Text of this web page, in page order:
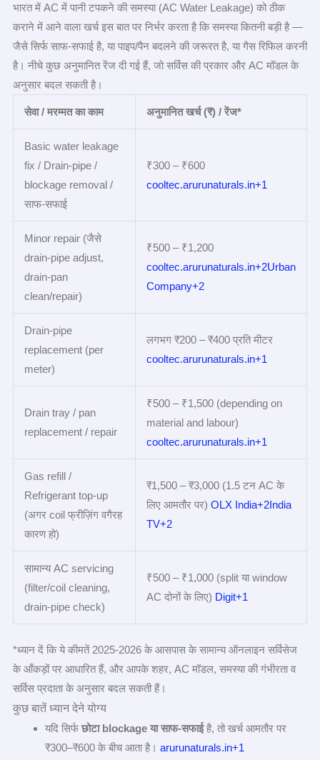
भारत में AC में पानी टपकने की समस्या (AC Water Leakage) को ठीक
कराने में आने वाला खर्च इस बात पर निर्भर करता है कि समस्या कितनी बड़ी है —
जैसे सिर्फ साफ-सफाई है, या पाइप/पैन बदलने की जरूरत है, या गैस रिफिल करनी
है। नीचे कुछ अनुमानित रेंज दी गई हैं, जो सर्विस की प्रकार और AC मॉडल के
अनुसार बदल सकती है।
सेवा / मरम्मत का काम अनुमानित खर्च (₹) / रेंज*
Basic water leakage
fix / Drain‑pipe /
blockage removal /
साफ‑सफाई
₹300 – ₹600
cooltec.arurunaturals.in+1
Minor repair (जैसे
drain‑pipe adjust,
drain‑pan
clean/repair)
₹500 – ₹1,200
cooltec.arurunaturals.in+2Urban
Company+2
Drain‑pipe
replacement (per
meter)
लगभग ₹200 – ₹400 प्रति मीटर
cooltec.arurunaturals.in+1
Drain tray / pan
replacement / repair
₹500 – ₹1,500 (depending on
material and labour)
cooltec.arurunaturals.in+1
Gas refill /
Refrigerant top-up
(अगर coil फ्रीज़िंग वगैरह
कारण हो)
₹1,500 – ₹3,000 (1.5 टन AC के
लिए आमतौर पर) OLX India+2India
TV+2
सामान्य AC servicing
(filter/coil cleaning,
drain‑pipe check)
₹500 – ₹1,000 (split या window
AC दोनों के लिए) Digit+1
*ध्यान दें कि ये कीमतें 2025‑2026 के आसपास के सामान्य ऑनलाइन सर्विसेज
के आँकड़ों पर आधारित हैं, और आपके शहर, AC मॉडल, समस्या की गंभीरता व
सर्विस प्रदाता के अनुसार बदल सकती हैं।
कुछ बातें ध्यान देने योग्य
यदि सिर्फ छोटा blockage या साफ‑सफाईहै, तो खर्च आमतौर पर
₹300–₹600 के बीच आता है। arurunaturals.in+1